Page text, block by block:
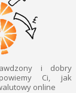
i​​
Ci,​​ jak​
online